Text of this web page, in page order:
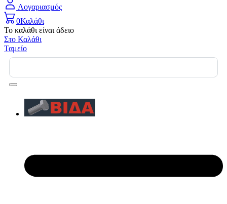
Λογαριασμός
0Καλάθι
Το καλάθι είναι άδειο
Στο Καλάθι
Ταμείο